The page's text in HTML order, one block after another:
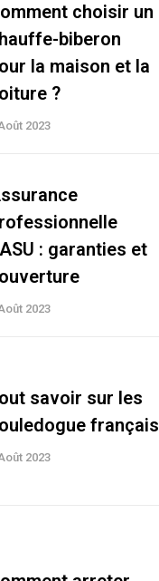
choisir un
biberon
la maison et la
?
2023
: garanties et
2023
savoir sur les
français
2023